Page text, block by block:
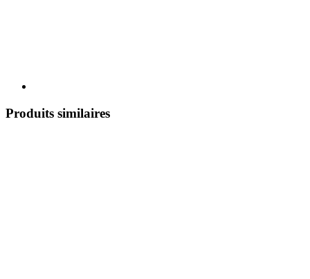
Produits similaires